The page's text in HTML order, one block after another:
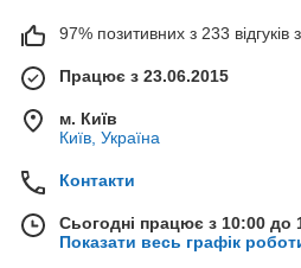
97% позитивних з 233 відгуків
Працює з 23.06.2015
м. Київ
Київ, Україна
Контакти
Сьогодні працює з 10:00 до
Показати весь графік